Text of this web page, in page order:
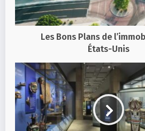
Les Bons Plans de
États-Unis